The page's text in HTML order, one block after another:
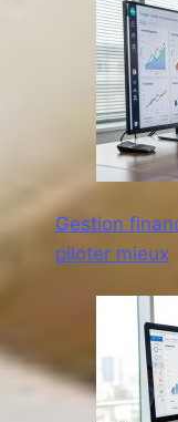
Gestion
piloter mieux